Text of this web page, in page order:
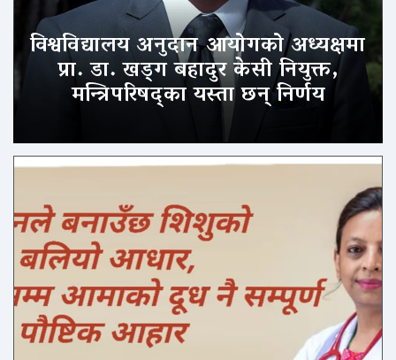
विश्वविद्यालय अनुदान आयोगको अध्यक्षमा
प्रा. डा. खड्ग बहादुर केसी नियुक्त,
मन्त्रिपरिषद्का यस्ता छन् निर्णय